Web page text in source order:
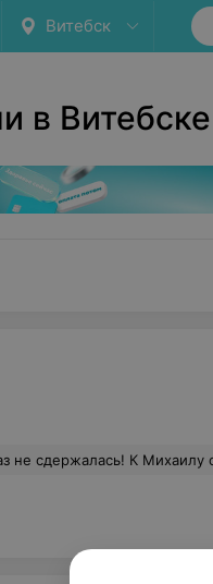
Витебск
в Витебске
как массаж влияет и что с чем связано! Я под впечатление от такой качественной работы- видно сразу богатый опыт, глубокие знания и большая любовь к своему делу! Более того -очень комфортное взаимодействие: позитивный, добрый, отзывчивый